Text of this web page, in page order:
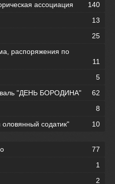
ассоциация
140
13
25
распоряжения по
11
5
"ДЕНЬ БОРОДИНА"
62
8
оловянный содатик"
10
77
1
2